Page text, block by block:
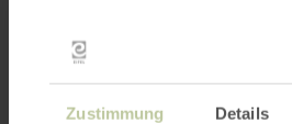
Zustimmung Details